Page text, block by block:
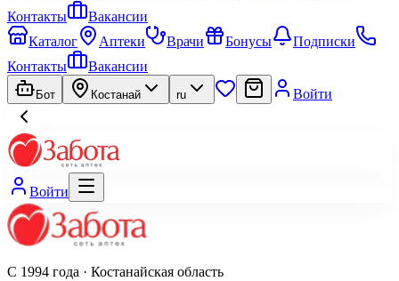
Контакты
Вакансии
Каталог
Аптеки Врачи Бонусы
Подписки
Контакты
Вакансии
Бот Костанай ru Войти
Войти
С 1994 года · Костанайская область